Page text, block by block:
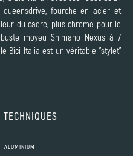
fourche en acier et
du cadre, plus chrome pour le
moyeu Shimano Nexus à 7
Bici Italia est un véritable "stylet"
ALUMINIUM